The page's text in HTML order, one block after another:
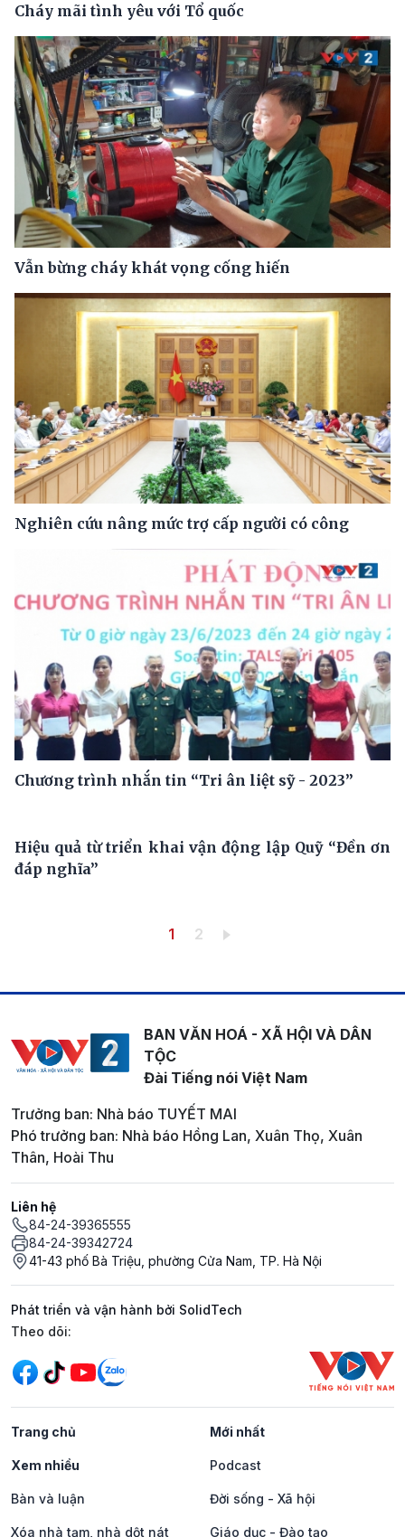
Cháy mãi tình yêu với Tổ quốc
Vẫn bừng cháy khát vọng cống hiến
Nghiên cứu nâng mức trợ cấp người có công
Chương trình nhắn tin “Tri ân liệt sỹ - 2023”
Hiệu quả từ triển khai vận động lập Quỹ “Đền ơn
đáp nghĩa”
Trang hiện thời
1 Trang
2
BAN VĂN HOÁ - XÃ HỘI VÀ DÂN
TỘC
Đài Tiếng nói Việt Nam
Trưởng ban: Nhà báo TUYẾT MAI
Phó trưởng ban: Nhà báo Hồng Lan, Xuân Thọ, Xuân
Thân, Hoài Thu
Liên hệ
84-24-39365555
84-24-39342724
41-43 phố Bà Triệu, phường Cửa Nam, TP. Hà Nội
Phát triển và vận hành bởi SolidTech
Mạng xã hội
Theo dõi:
Trang chủ Mới nhất
Xem nhiều Podcast
Bàn và luận Đời sống - Xã hội
Xóa nhà tạm, nhà dột nát Giáo dục - Đào tạo